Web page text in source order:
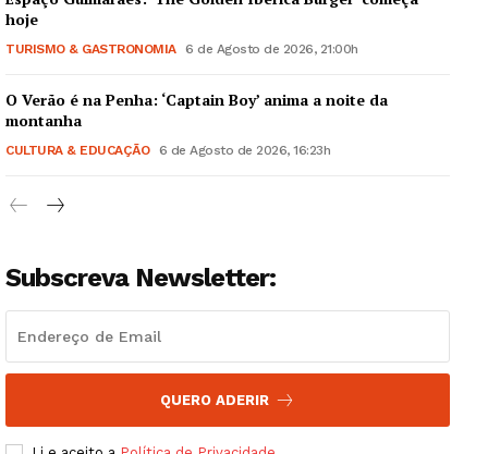
Guimarães, agora!
Institucional
Artigos
Edição Digital
Grande Entrevista
hoje
TURISMO & GASTRONOMIA 6 de Agosto de 2026, 21:00h
O Verão é na Penha: ‘Captain Boy’ anima a noite da
montanha
CULTURA & EDUCAÇÃO 6 de Agosto de 2026, 16:23h
Subscreva Newsletter:
QUERO ADERIR